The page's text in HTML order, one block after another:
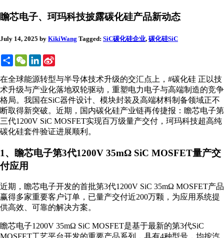
瞻芯电子、珂玛科技披露碳化硅产品新动态
July 14, 2025 by KikiWang Tagged: SiC碳化硅企业, 碳化硅SiC
ShareWeChatLinkedIn
在全球能源转型与半导体技术升级的交汇点上，#碳化硅 正以技
术升级与产业化落地双轮驱动，重塑电力电子与高端制造的竞争
格局。我国在SiC器件设计、模块封装及高端材料制备领域正不
断取得新突破。近期，国内碳化硅产业链再传捷报：瞻芯电子第
三代1200V SiC MOSFET实现百万级量产交付，珂玛科技超高纯
碳化硅套件验证进展顺利。
1、瞻芯电子第3代1200V 35mΩ SiC MOSFET量产交
付应用
近期，瞻芯电子开发的首批第3代1200V SiC 35mΩ MOSFET产品
赢得多家重要客户订单，已量产交付近200万颗，为应用系统提
供高效、可靠的解决方案。
瞻芯电子1200V 35mΩ SiC MOSFET是基于最新的第3代SiC